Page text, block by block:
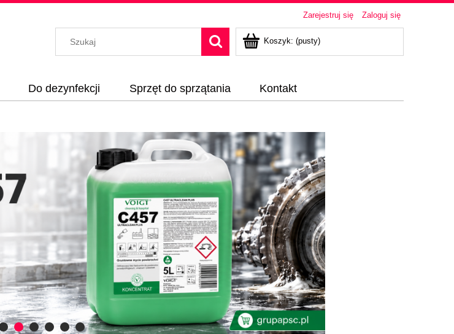
Zarejestruj się Zaloguj się
Koszyk: (pusty)
Do dezynfekcji Sprzęt do sprzątania Kontakt